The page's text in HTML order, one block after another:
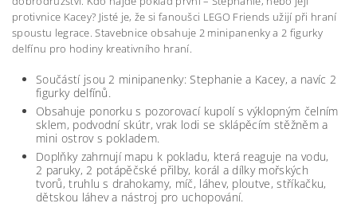
protivnice Kacey? Jisté je, že si fanoušci LEGO Friends užijí při hraní
spoustu legrace. Stavebnice obsahuje 2 minipanenky a 2 figurky
delfínu pro hodiny kreativního hraní.
Součástí jsou 2 minipanenky: Stephanie a Kacey, a navíc 2
figurky delfínů.
Obsahuje ponorku s pozorovací kupolí s výklopným čelním
sklem, podvodní skútr, vrak lodi se sklápěcím stěžněm a
mini ostrov s pokladem.
Doplňky zahrnují mapu k pokladu, která reaguje na vodu,
2 paruky, 2 potápěčské přilby, korál a dílky mořských
tvorů, truhlu s drahokamy, míč, láhev, ploutve, stříkačku,
dětskou láhev a nástroj pro uchopování.